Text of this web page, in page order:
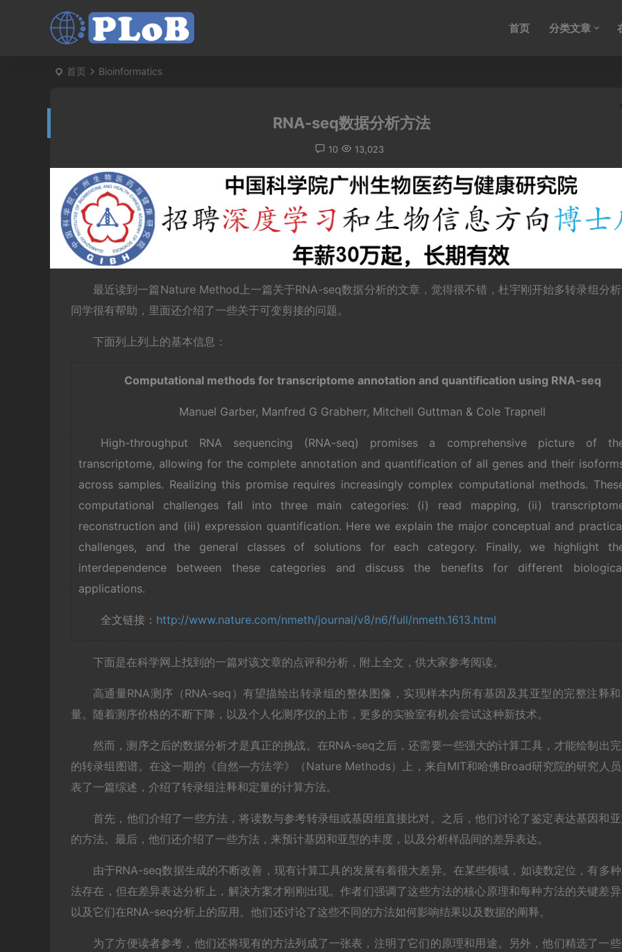
首页 分类文章
首页 Bioinformatics
RNA-seq数据分析方法
10 13,023
最近读到一篇Nature Method上一篇关于RNA-seq数据分析的文章，觉得很不错，杜宇刚开始多转录组分
同学很有帮助，里面还介绍了一些关于可变剪接的问题。
下面列上列上的基本信息：
Computational methods for transcriptome annotation and quantification using RNA-seq
Manuel Garber, Manfred G Grabherr, Mitchell Guttman & Cole Trapnell
High-throughput RNA sequencing (RNA-seq) promises a comprehensive picture of
transcriptome, allowing for the complete annotation and quantification of all genes and their
across samples. Realizing this promise requires increasingly complex computational methods.
computational challenges fall into three main categories: (i) read mapping, (ii)
reconstruction and (iii) expression quantification. Here we explain the major conceptual and
challenges, and the general classes of solutions for each category. Finally, we highlight
interdependence between these categories and discuss the benefits for different
applications.
全文链接： http://www.nature.com/nmeth/journal/v8/n6/full/nmeth.1613.html
下面是在科学网上找到的一篇对该文章的点评和分析，附上全文，供大家参考阅读。
高通量RNA测序（RNA-seq）有望描绘出转录组的整体图像，实现样本内所有基因及其亚型的完整注释
量。随着测序价格的不断下降，以及个人化测序仪的上市，更多的实验室有机会尝试这种新技术。
然而，测序之后的数据分析才是真正的挑战。在RNA-seq之后，还需要一些强大的计算工具，才能绘制出
的转录组图谱。在这一期的《自然—方法学》（Nature Methods）上，来自MIT和哈佛Broad研究院的研究人
表了一篇综述，介绍了转录组注释和定量的计算方法。
首先，他们介绍了一些方法，将读数与参考转录组或基因组直接比对。之后，他们讨论了鉴定表达基因和
的方法。最后，他们还介绍了一些方法，来预计基因和亚型的丰度，以及分析样品间的差异表达。
由于RNA-seq数据生成的不断改善，现有计算工具的发展有着很大差异。在某些领域，如读数定位，有多
法存在，但在差异表达分析上，解决方案才刚刚出现。作者们强调了这些方法的核心原理和每种方法的关键差
以及它们在RNA-seq分析上的应用。他们还讨论了这些不同的方法如何影响结果以及数据的阐释。
为了方便读者参考，他们还将现有的方法列成了一张表，注明了它们的原理和用途。另外，他们精选了一